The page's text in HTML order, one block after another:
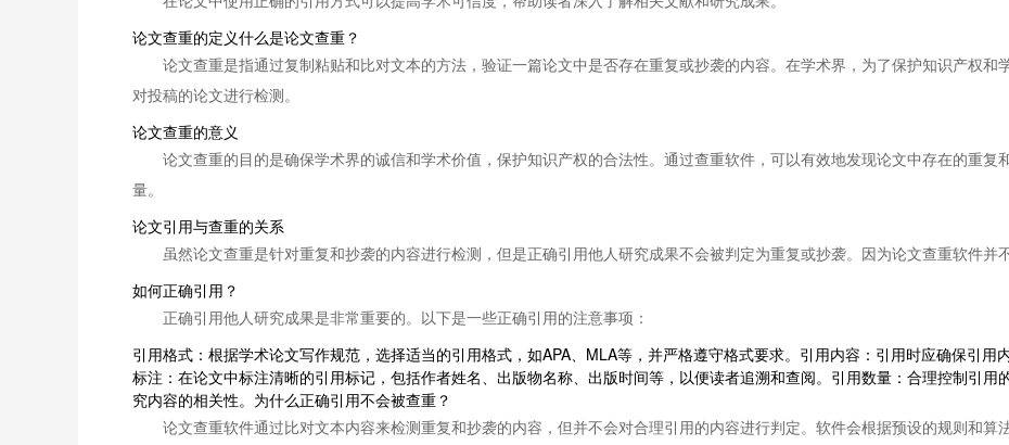
论文查重的定义什么是论文查重？
论文查重是指通过复制粘贴和比对文本的方法，验证一篇论文中是否存在重复或抄袭的内容。在学术界，为了保护知识产权
对投稿的论文进行检测。
论文查重的意义
论文查重的目的是确保学术界的诚信和学术价值，保护知识产权的合法性。通过查重软件，可以有效地发现论文中存在的重复
量。
论文引用与查重的关系
虽然论文查重是针对重复和抄袭的内容进行检测，但是正确引用他人研究成果不会被判定为重复或抄袭。因为论文查重软件并
如何正确引用？
正确引用他人研究成果是非常重要的。以下是一些正确引用的注意事项：
引用格式：根据学术论文写作规范，选择适当的引用格式，如APA、MLA等，并严格遵守格式要求。引用内容：引用时应确保引用
标注：在论文中标注清晰的引用标记，包括作者姓名、出版物名称、出版时间等，以便读者追溯和查阅。引用数量：合理控制引
究内容的相关性。为什么正确引用不会被查重？
论文查重软件通过比对文本内容来检测重复和抄袭的内容，但并不会对合理引用的内容进行判定。软件会根据预设的规则和算